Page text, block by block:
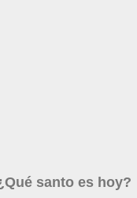
santo es hoy?